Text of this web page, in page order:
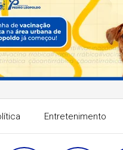
Entretenimento